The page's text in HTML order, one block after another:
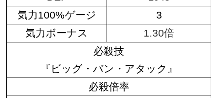
気力100%ゲージ
3
気力ボーナス
1.30倍
必殺技
『ビッグ・バン・アタック』
必殺倍率